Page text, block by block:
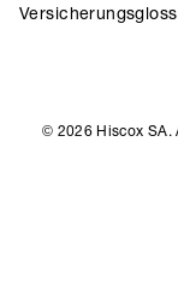
© 2026 Hiscox SA.